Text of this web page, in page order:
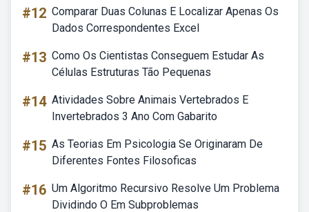
#12 Comparar Duas Colunas E Localizar Apenas Os
Dados Correspondentes Excel
#13 Como Os Cientistas Conseguem Estudar As
Células Estruturas Tão Pequenas
#14 Atividades Sobre Animais Vertebrados E
Invertebrados 3 Ano Com Gabarito
#15 As Teorias Em Psicologia Se Originaram De
Diferentes Fontes Filosoficas
#16 Um Algoritmo Recursivo Resolve Um Problema
Dividindo O Em Subproblemas